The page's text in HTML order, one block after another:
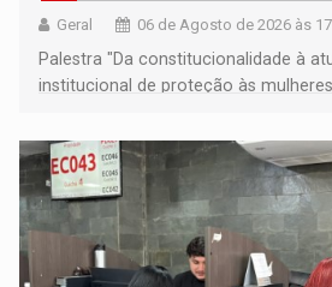
Geral 06 de Agosto de 2026 às
Palestra "Da constitucionalidade à
institucional de proteção às
Goiás